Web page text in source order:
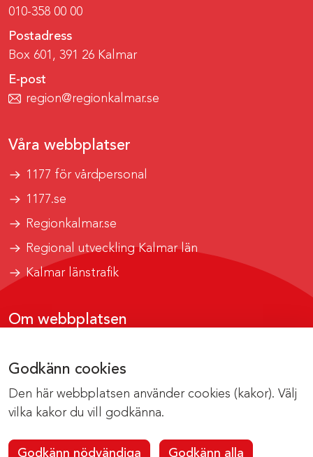
Godkänn cookies
Den här webbplatsen använder cookies (kakor). Välj
vilka kakor du vill godkänna.
Godkänn nödvändiga Godkänn alla
010-358 00 00
Postadress
Box 601, 391 26 Kalmar
E-post
region@regionkalmar.se
Våra webbplatser
1177 för vårdpersonal
1177.se
Regionkalmar.se
Regional utveckling Kalmar län
Kalmar länstrafik
Om webbplatsen
Om cookies
Kontakta webbredaktionen